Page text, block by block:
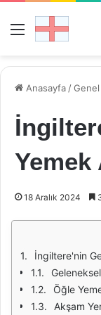
Menü
Anasayfa /Genel
Yemek
18 Aralık 2024
İngiltere'nin
Öğle
Akşam